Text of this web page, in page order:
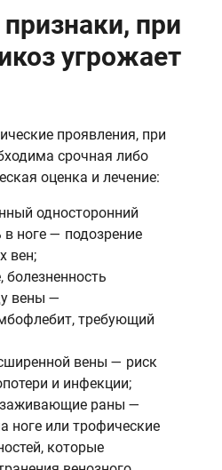
при
угрожает
проявления, при
срочная либо
оценка и лечение:
односторонний
в ноге — подозрение
вен;
болезненность
вены —
требующий
вены — риск
и инфекции;
раны —
ноге или трофические
которые